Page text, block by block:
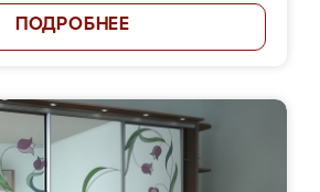
ПОДРОБНЕЕ